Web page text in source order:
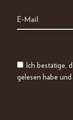
Ich bestätige,
gelesen habe